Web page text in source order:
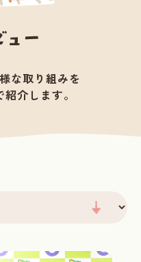
な取り組みを
介します。